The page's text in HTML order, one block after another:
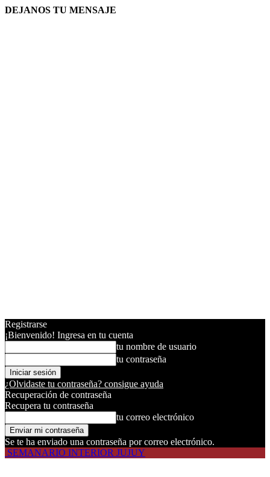
DEJANOS TU MENSAJE
Registrarse
¡Bienvenido! Ingresa en tu cuenta
tu nombre de usuario
tu contraseña
¿Olvidaste tu contraseña? consigue ayuda
Recuperación de contraseña
Recupera tu contraseña
tu correo electrónico
Se te ha enviado una contraseña por correo electrónico.
SEMANARIO INTERIOR JUJUY